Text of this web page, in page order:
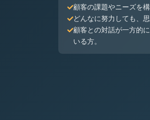
顧客の課題やニーズを
どんなに努力しても、
顧客との対話が一方的
いる方。